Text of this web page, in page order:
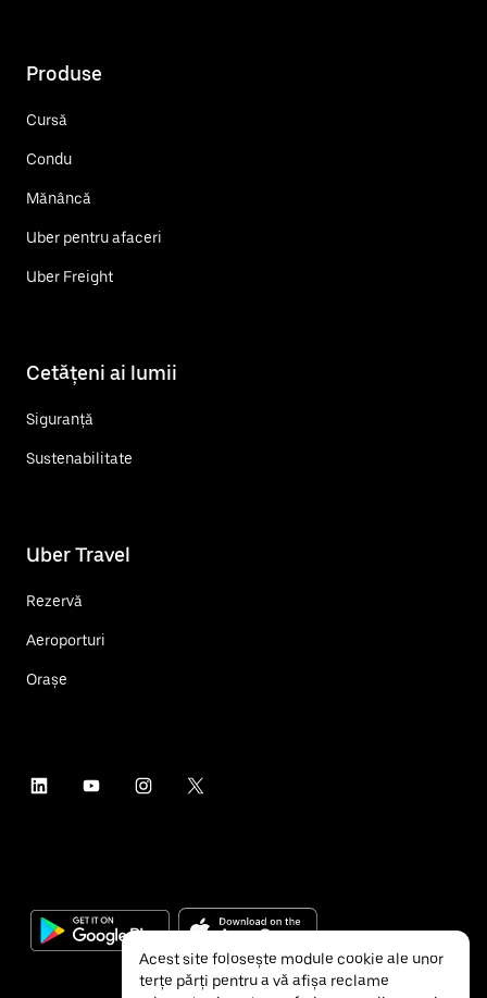
Produse
Cursă
Condu
Mănâncă
Uber pentru afaceri
Uber Freight
Cetățeni ai lumii
Siguranță
Sustenabilitate
Uber Travel
Rezervă
Aeroporturi
Orașe
Acest site folosește module cookie ale unor
terțe părți pentru a vă afișa reclame